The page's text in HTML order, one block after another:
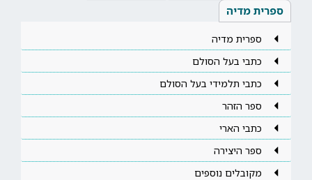
ספרית מדיה
ספרית מדיה
כתבי בעל הסולם
כתבי תלמידי בעל הסולם
ספר הזהר
כתבי הארי
ספר היצירה
מקובלים נוספים